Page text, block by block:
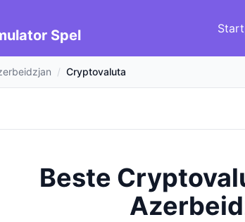
Spel
/ Cryptovaluta
Beste